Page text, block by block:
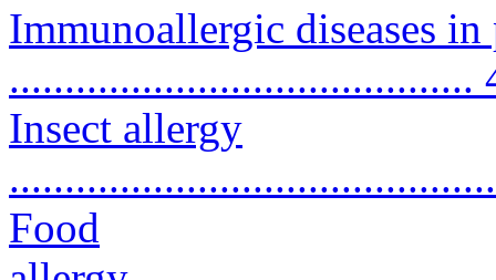
Immunoallergic diseases in
..........................................
Insect allergy
Food